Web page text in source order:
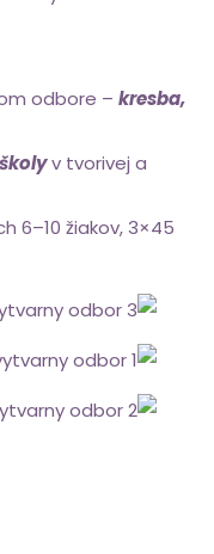
odbore – kresba,
v tvorivej a
6–10 žiakov, 3×45